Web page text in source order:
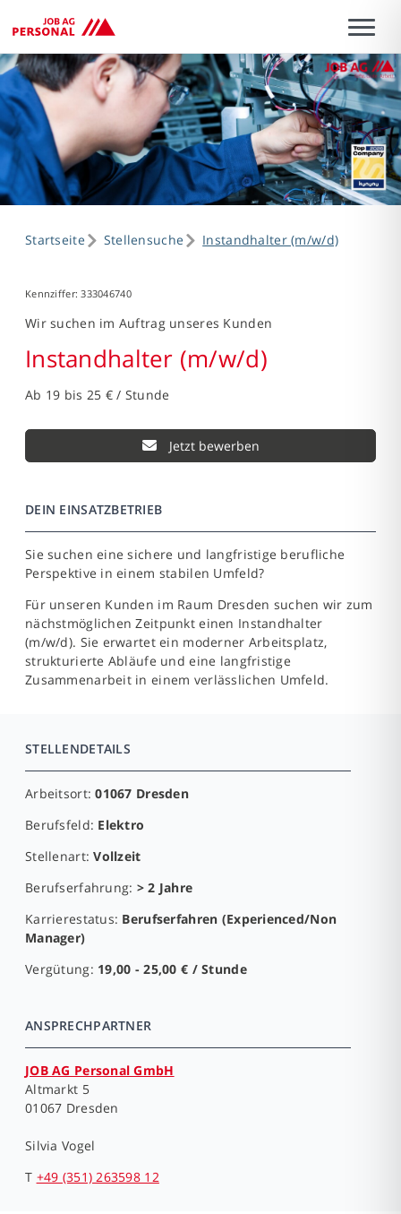
Startseite Stellensuche Instandhalter (m/w/d)
Kennziffer: 333046740
Wir suchen im Auftrag unseres Kunden
Instandhalter (m/w/d)
Ab 19 bis 25 € / Stunde
Jetzt bewerben
DEIN EINSATZBETRIEB
Sie suchen eine sichere und langfristige berufliche
Perspektive in einem stabilen Umfeld?
Für unseren Kunden im Raum Dresden suchen wir zum
nächstmöglichen Zeitpunkt einen Instandhalter
(m/w/d). Sie erwartet ein moderner Arbeitsplatz,
strukturierte Abläufe und eine langfristige
Zusammenarbeit in einem verlässlichen Umfeld.
STELLENDETAILS
Arbeitsort:01067 Dresden
Berufsfeld: Elektro
Stellenart:Vollzeit
Berufserfahrung: > 2 Jahre
Karrierestatus: Berufserfahren (Experienced/Non
Manager)
Vergütung: 19,00 - 25,00 € / Stunde
ANSPRECHPARTNER
JOB AG Personal GmbH
Altmarkt 5
01067 Dresden
Silvia Vogel
T +49 (351) 263598 12